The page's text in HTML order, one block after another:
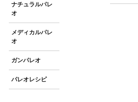
ナチュラルパレ
オ
メディカルパレ
オ
ガンパレオ
パレオレシピ